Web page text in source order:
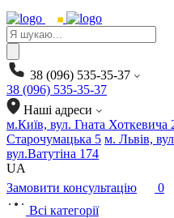
Products
search
38 (096) 535-35-37
38 (096) 535-35-37
Наші адреси
м.Київ, вул. Гната Хоткевича
Старочумацька 5 м. Львів,
вул.Ватутіна 174
UA
Замовити консультацію
0
Всі категорії